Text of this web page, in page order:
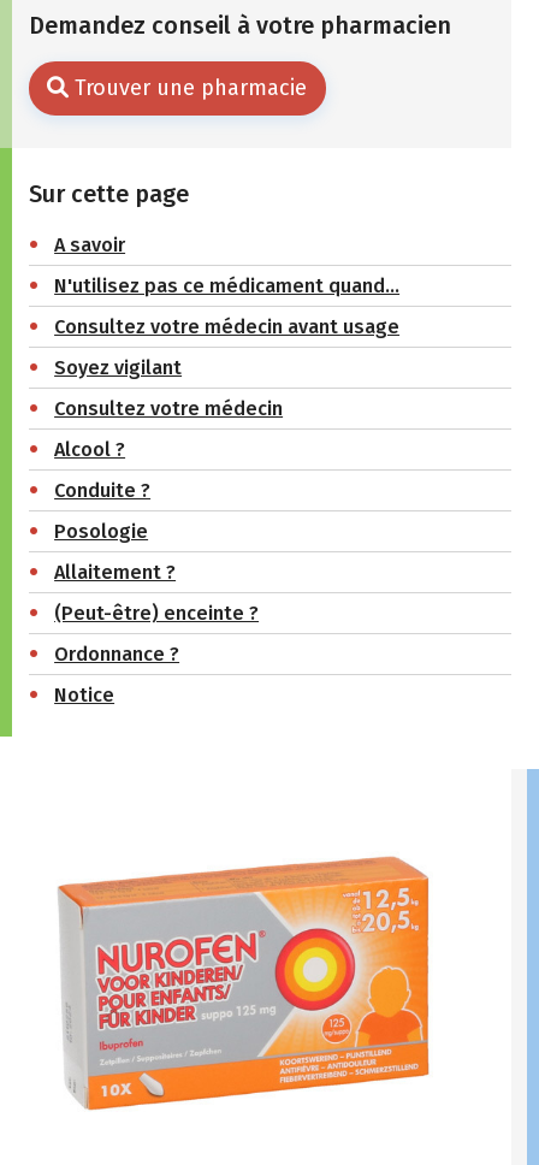
Demandez conseil à votre pharmacien
Trouver une pharmacie
Sur cette page
A savoir
N'utilisez pas ce médicament quand…
Consultez votre médecin avant usage
Soyez vigilant
Consultez votre médecin
Alcool ?
Conduite ?
Posologie
Allaitement ?
(Peut-être) enceinte ?
Ordonnance ?
Notice